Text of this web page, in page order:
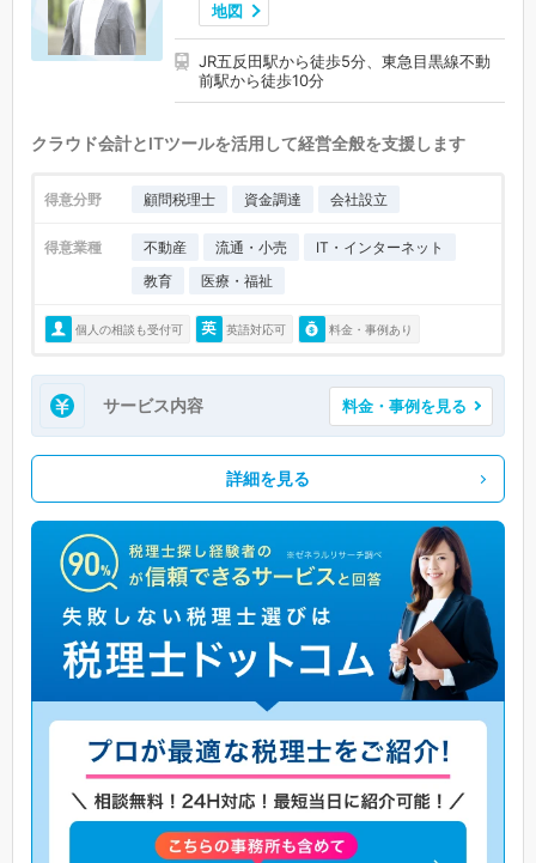
地図
JR五反田駅から徒歩5分、東急目黒線不動
前駅から徒歩10分
クラウド会計とITツールを活用して経営全般を支援します
得意分野 顧問税理士 資金調達 会社設立
得意業種 不動産 流通・小売
IT・インターネット
教育
医療・福祉
個人の相談も受付可 英語対応可 料金・事例あり
サービス内容 料金・事例を見る
詳細を見る